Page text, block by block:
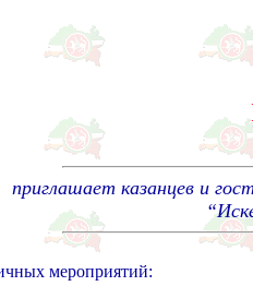
приглашает казанцев и
мероприятий: